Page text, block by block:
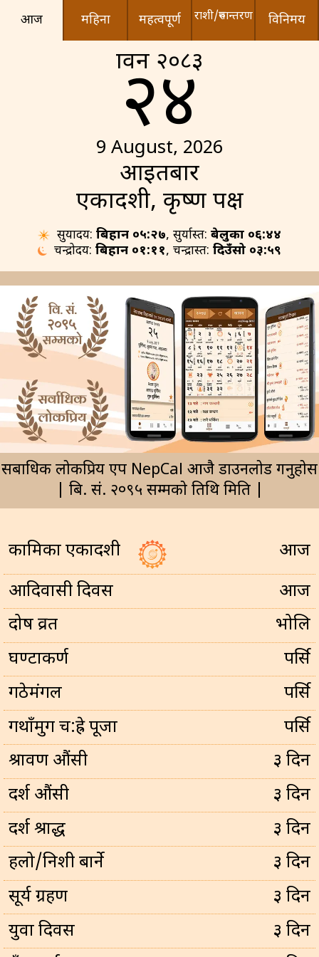
आज महिना महत्वपूर्ण राशी/रुपान्तरण विनिमय
श्रावन २०८३
२४
9 August, 2026
आइतबार
एकादशी, कृष्ण पक्ष
सुर्योदय:बिहान ०५:२७, सुर्यास्त:बेलुका ०६:४४
चन्द्रोदय:बिहान ०१:११, चन्द्रास्त:दिउँसो ०३:५९
सर्बाधिक लोकप्रिय एप NepCal आजै डाउनलोड गर्नुहोस
| बि. सं. २०९५ सम्मको तिथि मिति |
कामिका एकादशी
आज
आदिवासी दिवस
आज
प्रदोष व्रत
भोलि
घण्टाकर्ण
पर्सि
गठेमंगल
पर्सि
गथाँमुग च:ह्रे पूजा
पर्सि
श्रावण औंसी
३ दिन
दर्श औंसी
३ दिन
दर्श श्राद्ध
३ दिन
हलो/निशी बार्ने
३ दिन
सूर्य ग्रहण
३ दिन
युवा दिवस
३ दिन